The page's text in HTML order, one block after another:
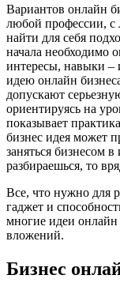
Вариантов онлайн
любой профессии,
найти для себя
начала необходимо
интересы, навыки –
идею онлайн
допускают
ориентируясь на
показывает
бизнес идея может
заняться бизнесом
разбираешься, то
Все, что нужно для
гаджет и
многие идеи онлайн
вложений.
Бизнес